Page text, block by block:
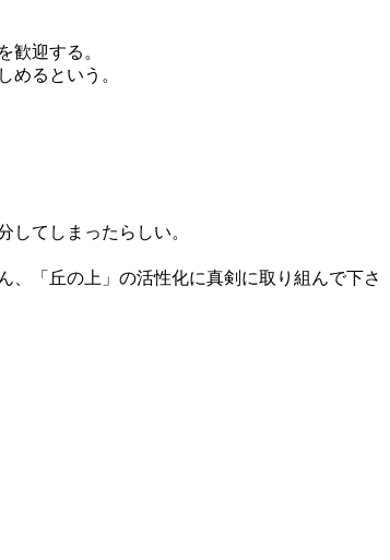
迎する。
るという。
てしまったらしい。
「丘の上」の活性化に真剣に取り組んで下さ